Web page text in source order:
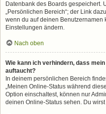
Datenbank des Boards gespeichert.
„Persönlichen Bereich“; der Link
wenn du auf deinen Benutzernamen
Einstellungen ändern.
Nach oben
Wie kann ich verhindern, dass
auftaucht?
In deinem persönlichen Bereich
„Meinen Online-Status während
Option einschaltest, können nur
deinen Online-Status sehen. Du